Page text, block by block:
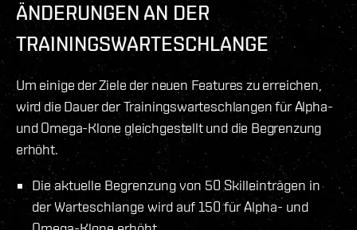
ÄNDERUNGEN AN DER
TRAININGSWARTESCHLANGE
Um einige der Ziele der neuen Features zu erreichen,
wird die Dauer der Trainingswarteschlangen für Alpha-
und Omega-Klone gleichgestellt und die Begrenzung
erhöht.
Die aktuelle Begrenzung von 50 Skilleinträgen in
der Warteschlange wird auf 150 für Alpha- und